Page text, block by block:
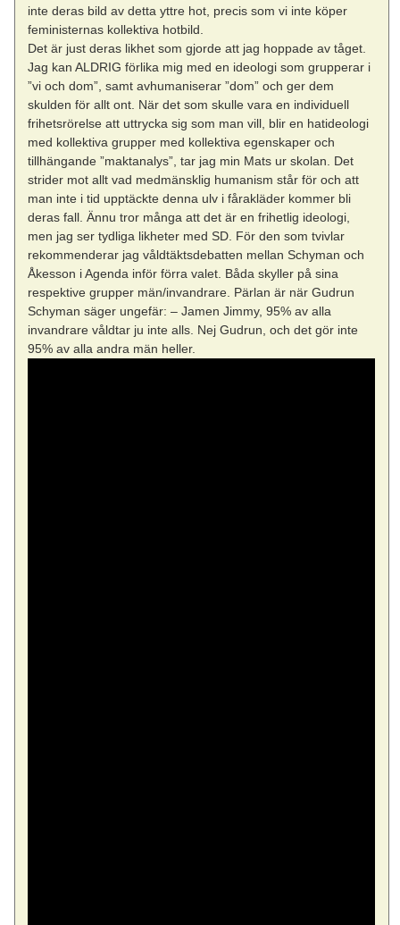
inte deras bild av detta yttre hot, precis som vi inte köper
feministernas kollektiva hotbild.
Det är just deras likhet som gjorde att jag hoppade av tåget.
Jag kan ALDRIG förlika mig med en ideologi som grupperar i
”vi och dom”, samt avhumaniserar ”dom” och ger dem
skulden för allt ont. När det som skulle vara en individuell
frihetsrörelse att uttrycka sig som man vill, blir en hatideologi
med kollektiva grupper med kollektiva egenskaper och
tillhängande ”maktanalys”, tar jag min Mats ur skolan. Det
strider mot allt vad medmänsklig humanism står för och att
man inte i tid upptäckte denna ulv i fårakläder kommer bli
deras fall. Ännu tror många att det är en frihetlig ideologi,
men jag ser tydliga likheter med SD. För den som tvivlar
rekommenderar jag våldtäktsdebatten mellan Schyman och
Åkesson i Agenda inför förra valet. Båda skyller på sina
respektive grupper män/invandrare. Pärlan är när Gudrun
Schyman säger ungefär: – Jamen Jimmy, 95% av alla
invandrare våldtar ju inte alls. Nej Gudrun, och det gör inte
95% av alla andra män heller.